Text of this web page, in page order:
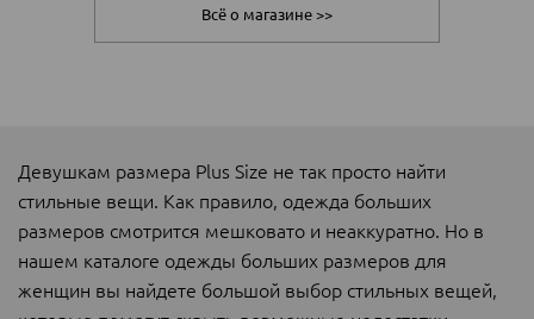
Всё о магазине >>
Девушкам размера Plus Size не так просто найти
стильные вещи. Как правило, одежда больших
размеров смотрится мешковато и неаккуратно. Но в
нашем каталоге одежды больших размеров для
женщин вы найдете большой выбор стильных вещей,